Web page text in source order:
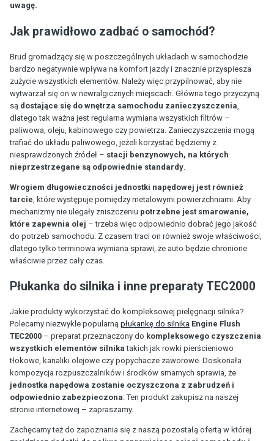
uwagę.
Jak prawidłowo zadbać o samochód?
Brud gromadzący się w poszczególnych układach w samochodzie
bardzo negatywnie wpływa na komfort jazdy i znacznie przyspiesza
zużycie wszystkich elementów. Należy więc przypilnować, aby nie
wytwarzał się on w newralgicznych miejscach. Główna tego przyczyną
są dostające się do wnętrza samochodu zanieczyszczenia
dlatego tak ważna jest regularna wymiana wszystkich filtrów –
paliwowa, oleju, kabinowego czy powietrza. Zanieczyszczenia mogą
trafiać do układu paliwowego, jeżeli korzystać będziemy z
niesprawdzonych źródeł – stacji benzynowych, na których
nieprzestrzegane są odpowiednie standardy
Wrogiem długowieczności jednostki napędowej jest również
tarcie , które występuje pomiędzy metalowymi powierzchniami. Aby
mechanizmy nie ulegały zniszczeniu potrzebne jest smarowanie,
które zapewnia olej – trzeba więc odpowiednio dobrać jego jakość
do potrzeb samochodu. Z czasem traci on również swoje właściwości,
dlatego tylko terminowa wymiana sprawi, że auto będzie chronione
właściwie przez cały czas.
Płukanka do silnika i inne preparaty TEC2000
Jakie produkty wykorzystać do kompleksowej pielęgnacji silnika?
Polecamy niezwykle popularną płukankę do silnika Engine Flush
TEC2000 – preparat przeznaczony do kompleksowego czyszczenia
wszystkich elementów silnikatakich jak rowki pierścieniowo
tłokowe, kanaliki olejowe czy popychacze zaworowe. Doskonała
kompozycja rozpuszczalników i środków smarnych sprawia, że
jednostka napędowa zostanie oczyszczona z zabrudzeń i
odpowiednio zabezpieczona. Ten produkt zakupisz na naszej
stronie internetowej – zapraszamy.
Zachęcamy też do zapoznania się z naszą pozostałą ofertą w której